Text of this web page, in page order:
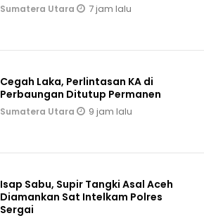
Sumatera Utara 7 jam lalu
Cegah Laka, Perlintasan KA di
Perbaungan Ditutup Permanen
Sumatera Utara 9 jam lalu
Isap Sabu, Supir Tangki Asal Aceh
Diamankan Sat Intelkam Polres
Sergai